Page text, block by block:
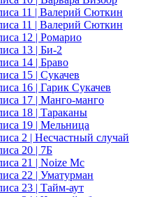
11 | Валерий Сюткин
11 | Валерий Сюткин
12 | Ромарио
13 | Би-2
14 | Браво
15 | Сукачев
16 | Гарик Сукачев
17 | Манго-манго
18 | Тараканы
19 | Мельница
2 | Несчастный случай
20 | 7Б
21 | Noize Mc
22 | Уматурман
23 | Тайм-аут